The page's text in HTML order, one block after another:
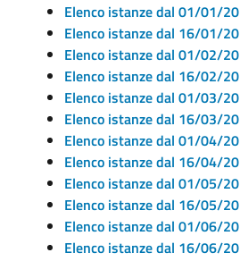
Elenco istanze dal 01/01/
Elenco istanze dal 16/01/
Elenco istanze dal 01/02/
Elenco istanze dal 16/02/
Elenco istanze dal 01/03/
Elenco istanze dal 16/03/
Elenco istanze dal 01/04/
Elenco istanze dal 16/04/
Elenco istanze dal 01/05/
Elenco istanze dal 16/05/
Elenco istanze dal 01/06/
Elenco istanze dal 16/06/